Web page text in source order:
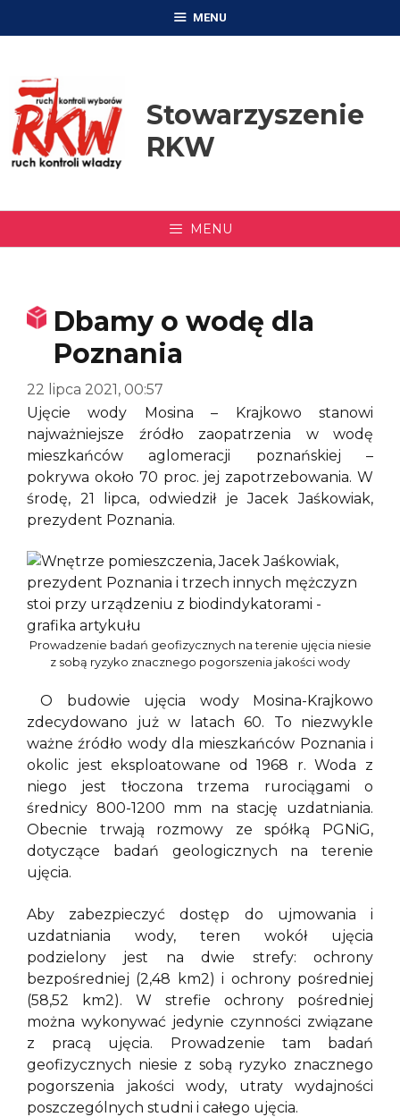
MENU
Stowarzyszenie
RKW
MENU
Dbamy o wodę dla
Poznania
22 lipca 2021, 00:57
Ujęcie wody Mosina – Krajkowo stanowi
najważniejsze źródło zaopatrzenia w wodę
mieszkańców aglomeracji poznańskiej –
pokrywa około 70 proc. jej zapotrzebowania. W
środę, 21 lipca, odwiedził je Jacek Jaśkowiak,
prezydent Poznania.
Prowadzenie badań geofizycznych na terenie ujęcia niesie
z sobą ryzyko znacznego pogorszenia jakości wody
O budowie ujęcia wody Mosina-Krajkowo
zdecydowano już w latach 60. To niezwykle
ważne źródło wody dla mieszkańców Poznania i
okolic jest eksploatowane od 1968 r. Woda z
niego jest tłoczona trzema rurociągami o
średnicy 800-1200 mm na stację uzdatniania.
Obecnie trwają rozmowy ze spółką PGNiG,
dotyczące badań geologicznych na terenie
ujęcia.
Aby zabezpieczyć dostęp do ujmowania i
uzdatniania wody, teren wokół ujęcia
podzielony jest na dwie strefy: ochrony
bezpośredniej (2,48 km2) i ochrony pośredniej
(58,52 km2). W strefie ochrony pośredniej
można wykonywać jedynie czynności związane
z pracą ujęcia. Prowadzenie tam badań
geofizycznych niesie z sobą ryzyko znacznego
pogorszenia jakości wody, utraty wydajności
poszczególnych studni i całego ujęcia.